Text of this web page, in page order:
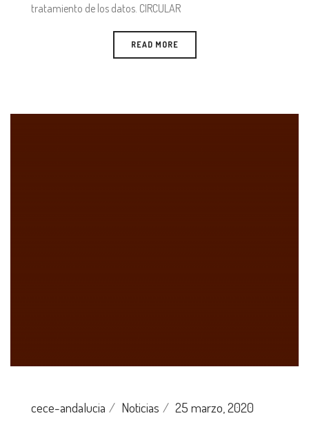
tratamiento de los datos. CIRCULAR
READ MORE
cece-andalucia Noticias 25 marzo, 2020